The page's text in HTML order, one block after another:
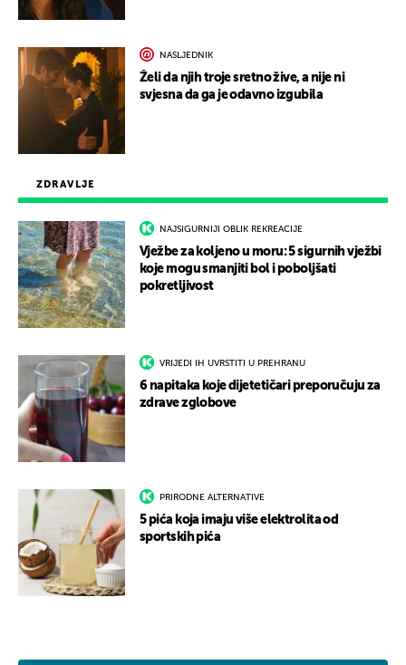
ZDRAVLJE
NAJSIGURNIJI OBLIK REKREACIJE
Vježbe za koljeno u moru: 5 sigurnih vježbi
koje mogu smanjiti bol i poboljšati
pokretljivost
VRIJEDI IH UVRSTITI U PREHRANU
6 napitaka koje dijetetičari preporučuju za
zdrave zglobove
PRIRODNE ALTERNATIVE
5 pića koja imaju više elektrolita od
sportskih pića
NASLJEDNIK
Želi da njih troje sretno žive, a nije ni
svjesna da ga je odavno izgubila